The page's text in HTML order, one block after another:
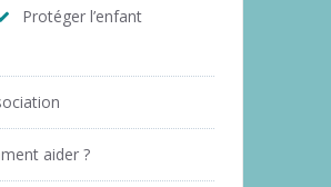
Protéger l’enfant
aider ?